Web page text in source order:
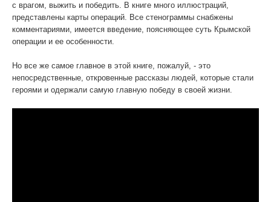
с врагом, выжить и победить. В книге много иллюстраций,
представлены карты операций. Все стенограммы снабжены
комментариями, имеется введение, поясняющее суть Крымской
операции и ее особенности.
Но все же самое главное в этой книге, пожалуй, - это
непосредственные, откровенные рассказы людей, которые стали
героями и одержали самую главную победу в своей жизни.